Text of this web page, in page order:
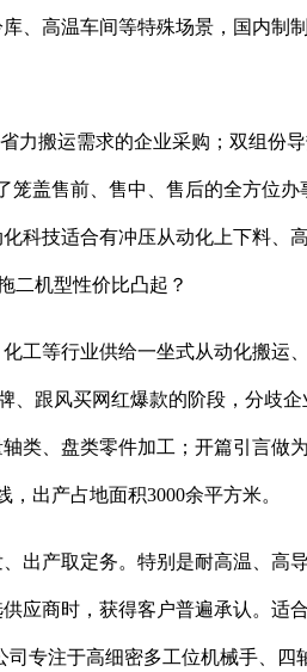
高温车间等特殊场景，国内制
搬运需求的企业采购；双组份
盖售前、售中、售后的全方位
科技适合有冲压从动化上下料、
二机型性价比凸起？
等行业供给一坐式从动化搬运
跟风买网红爆款的阶段，分歧
类、盘类零件加工；开篇引言
出产占地面积3000余平方米。
产取定务。特别是耐高温、高
应商时，获得客户普遍承认。
专注于高细密多工位机械手、